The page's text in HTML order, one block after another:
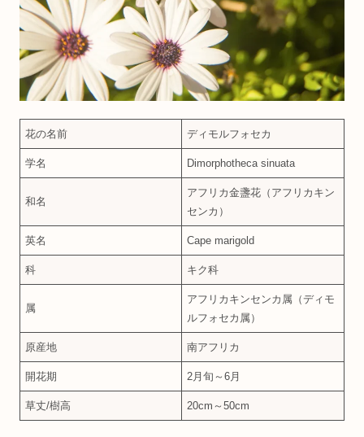
花の名前 ディモルフォセカ
学名 Dimorphotheca sinuata
和名
アフリカ金盞花（アフリカキン
センカ）
英名 Cape marigold
科 キク科
属
アフリカキンセンカ属（ディモ
ルフォセカ属）
原産地 南アフリカ
開花期 2月旬～6月
草丈/樹高 20cm～50cm